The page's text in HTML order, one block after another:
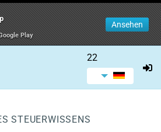
Play
Ansehen
22
STEUERWISSENS